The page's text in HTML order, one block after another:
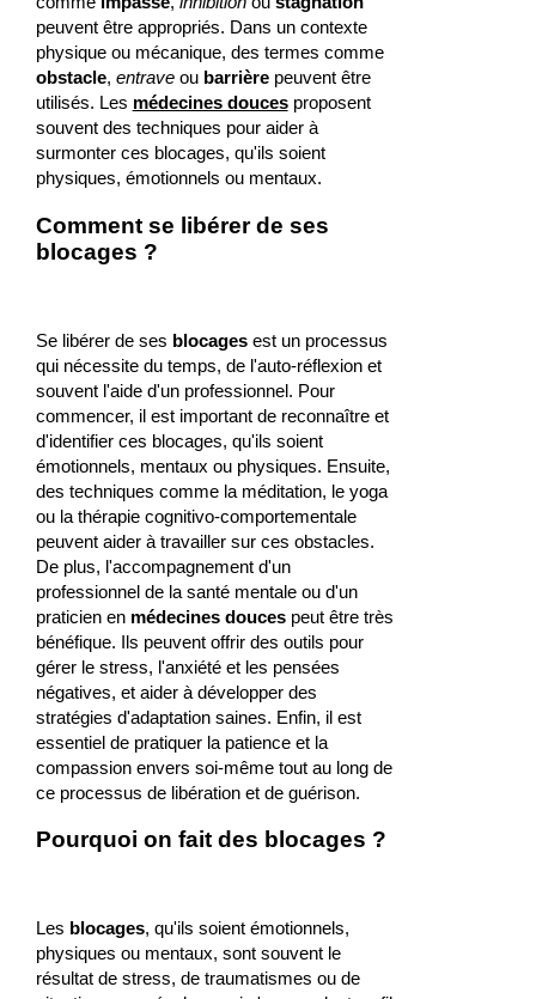
peuvent être appropriés. Dans un contexte
physique ou mécanique, des termes comme
obstacle, entraveou barrièrepeuvent être
utilisés. Les médecines doucesproposent
souvent des techniques pour aider à
surmonter ces blocages, qu'ils soient
physiques, émotionnels ou mentaux.
Comment se libérer de ses
blocages ?
Se libérer de ses blocagesest un processus
qui nécessite du temps, de l'auto-réflexion et
souvent l'aide d'un professionnel. Pour
commencer, il est important de reconnaître et
d'identifier ces blocages, qu'ils soient
émotionnels, mentaux ou physiques. Ensuite,
des techniques comme la méditation, le yoga
ou la thérapie cognitivo-comportementale
peuvent aider à travailler sur ces obstacles.
De plus, l'accompagnement d'un
professionnel de la santé mentale ou d'un
praticien en médecines doucespeut être très
bénéfique. Ils peuvent offrir des outils pour
gérer le stress, l'anxiété et les pensées
négatives, et aider à développer des
stratégies d'adaptation saines. Enfin, il est
essentiel de pratiquer la patience et la
compassion envers soi-même tout au long de
ce processus de libération et de guérison.
Pourquoi on fait des blocages ?
Les blocages, qu'ils soient émotionnels,
physiques ou mentaux, sont souvent le
résultat de stress, de traumatismes ou de